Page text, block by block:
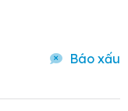
Báo xấu